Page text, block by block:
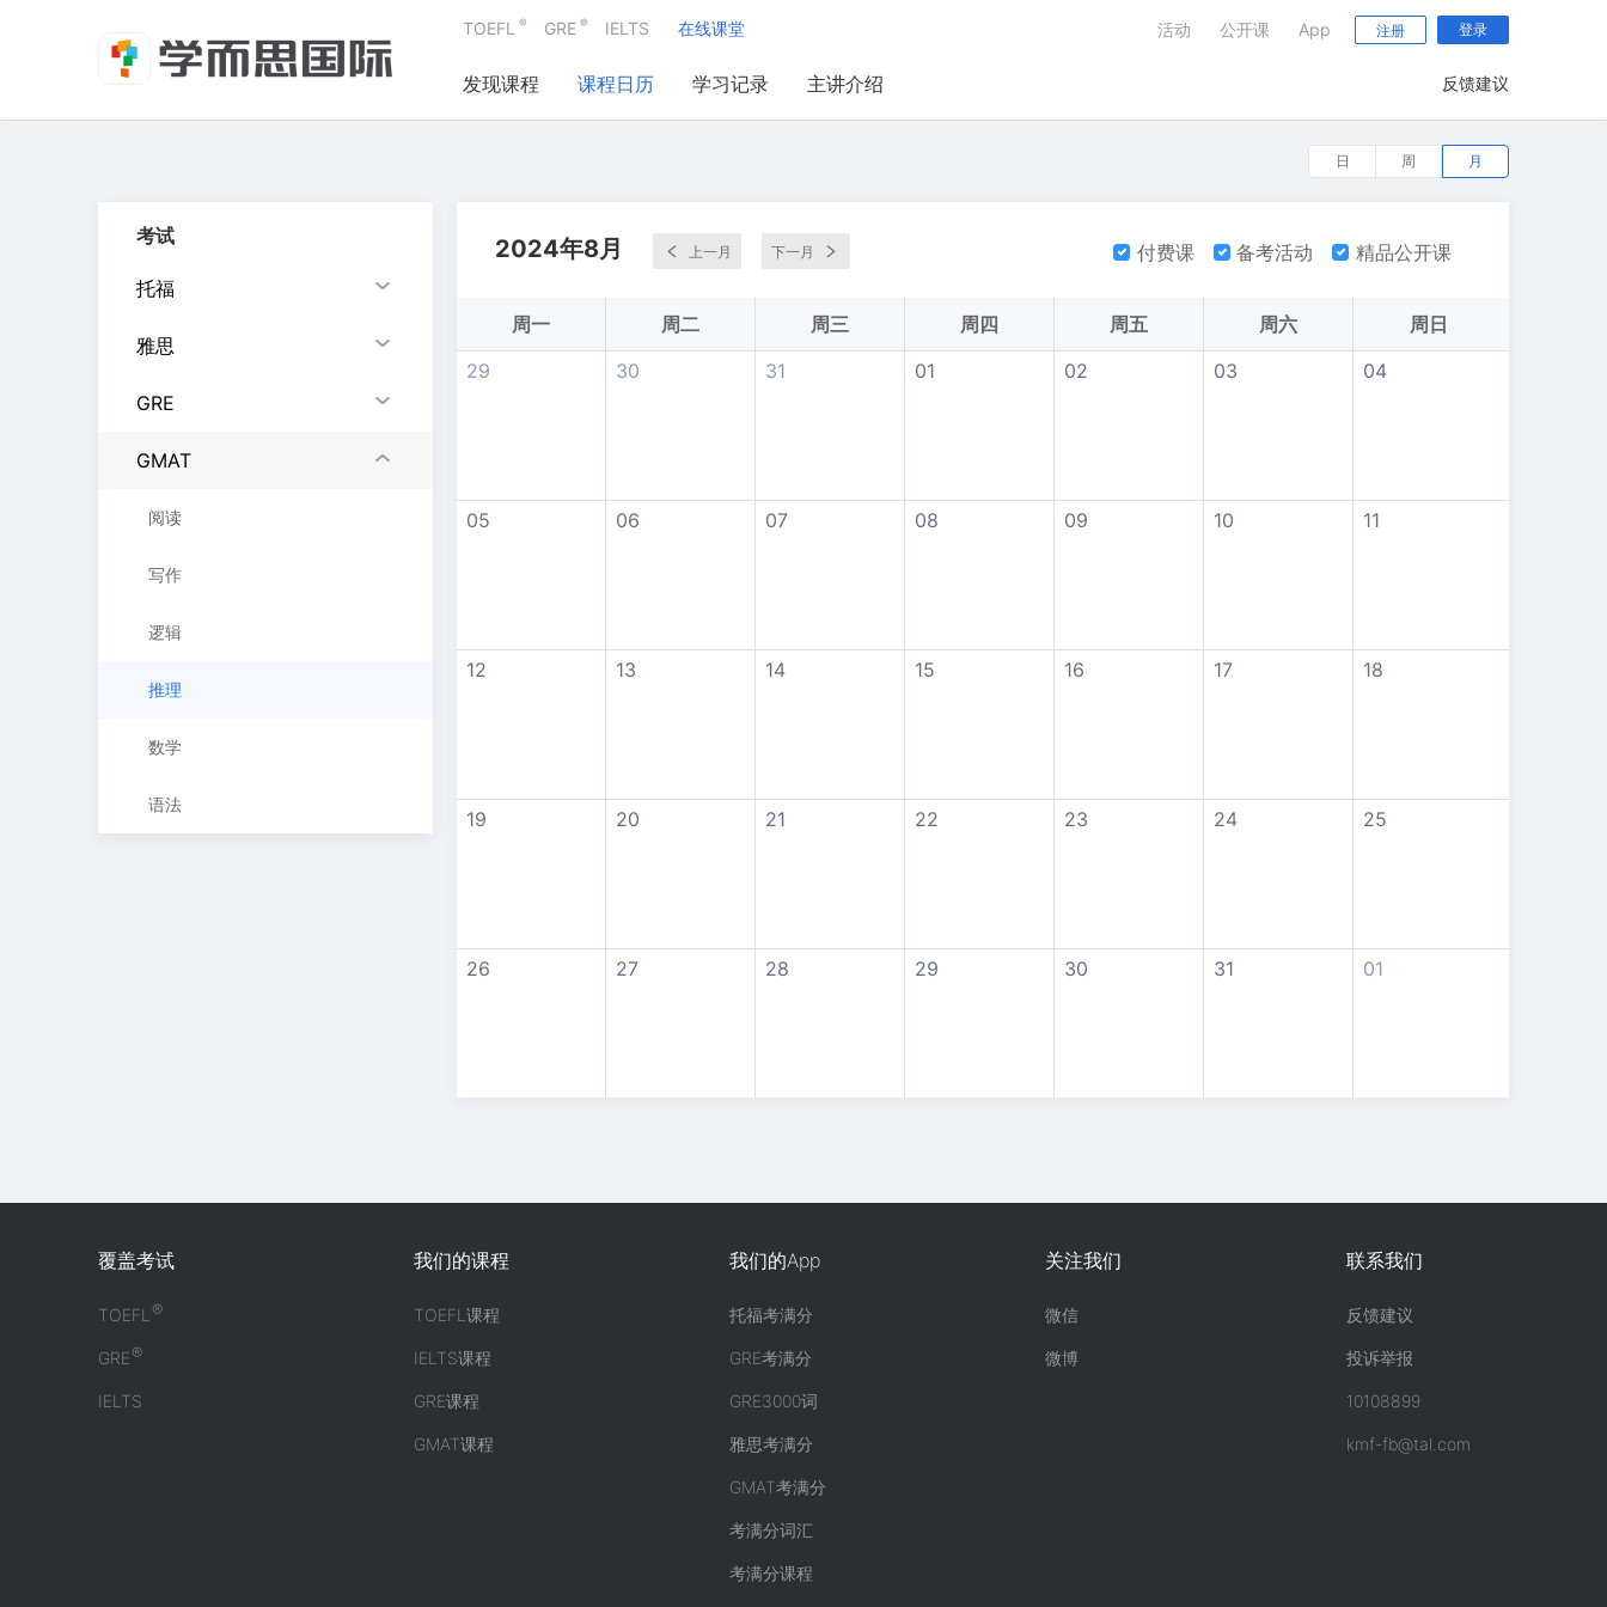
TOEFL ® GRE ® IELTS 在线课堂 注册 登录
活动 公开课 App
发现课程 课程日历 学习记录 主讲介绍 反馈建议
日 周 月
考试
托福
雅思
GRE
GMAT
阅读
写作
逻辑
推理
数学
语法
付费课 备考活动 精品公开课
2024年8月 上一月 下一月
周一 周二 周三 周四 周五 周六
周日
29
30 31 01 02 03 04
05 06 07 08 09 10 11
12 13 14 15 16 17 18
19 20 21 22 23 24 25
26 27 28 29 30 31 01
覆盖考试
TOEFL®
GRE®
IELTS
我们的课程
TOEFL课程
IELTS课程
GRE课程
GMAT课程
我们的App
托福考满分
GRE考满分
GRE3000词
雅思考满分
GMAT考满分
考满分词汇
考满分课程
关注我们
微信
微博
联系我们
反馈建议
投诉举报
10108899
kmf-fb@tal.com